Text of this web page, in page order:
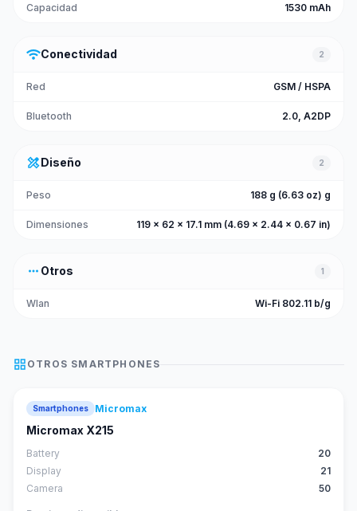
Capacidad 1530 mAh
wifiConectividad 2
Red GSM / HSPA
Bluetooth 2.0, A2DP
design_servicesDiseño 2
Peso 188 g (6.63 oz) g
Dimensiones 119 x 62 x 17.1 mm (4.69 x 2.44 x 0.67 in)
more_horiz Otros 1
Wlan Wi-Fi 802.11 b/g
grid_view OTROS SMARTPHONES
Smartphones Micromax
Micromax X215
Battery
20
Display
21
Camera
50